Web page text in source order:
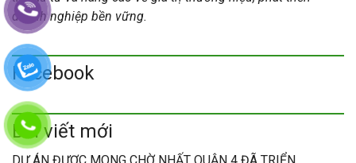
doanh nghiệp bền vững.
Facebook
Bài viết mới